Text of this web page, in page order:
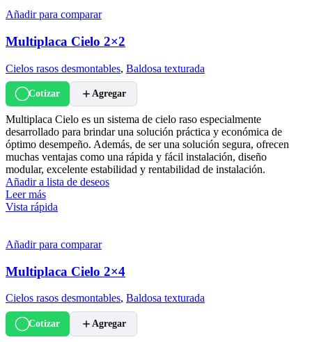
Añadir para comparar
Multiplaca Cielo 2×2
Cielos rasos desmontables, Baldosa texturada
Cotizar Agregar
Multiplaca Cielo es un sistema de cielo raso especialmente
desarrollado para brindar una solución práctica y económica de
óptimo desempeño. Además, de ser una solución segura, ofrecen
muchas ventajas como una rápida y fácil instalación, diseño
modular, excelente estabilidad y rentabilidad de instalación.
Añadir a lista de deseos
Leer más
Vista rápida
Añadir para comparar
Multiplaca Cielo 2×4
Cielos rasos desmontables, Baldosa texturada
Cotizar Agregar